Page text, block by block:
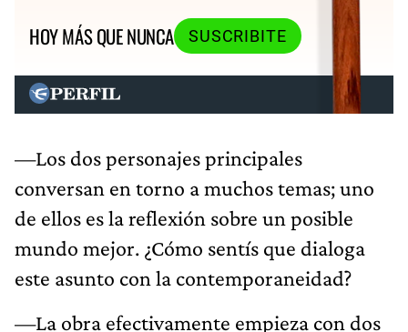
HOY MÁS QUE NUNCA
SUSCRIBITE
—Los dos personajes principales
conversan en torno a muchos temas; uno
de ellos es la reflexión sobre un posible
mundo mejor. ¿Cómo sentís que dialoga
este asunto con la contemporaneidad?
—La obra efectivamente empieza con dos